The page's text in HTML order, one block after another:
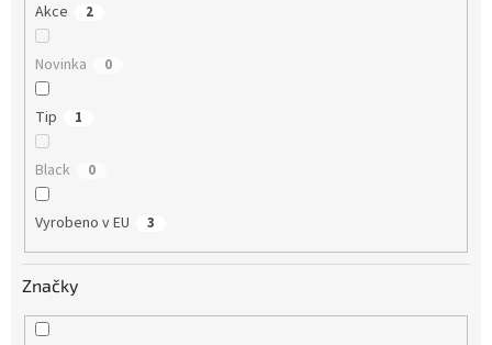
Akce 2
Novinka 0
Tip 1
Black 0
Vyrobeno v EU 3
Značky